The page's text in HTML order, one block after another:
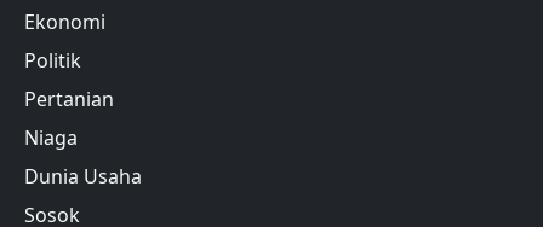
Ekonomi
Politik
Pertanian
Niaga
Dunia Usaha
Sosok